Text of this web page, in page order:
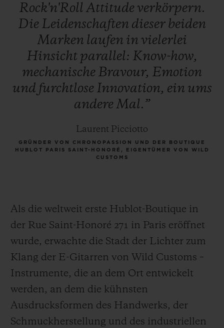
Rock'n'Roll Attitude verkörpern.
Die Leidenschaften dieser beiden
Marken laufen in vielerlei
Hinsicht parallel: Know-how,
mechanische Bravour, Emotion
und furchtlose Innovation, ein ums
andere Mal.”
Laurent Picciotto
GRÜNDER VON CHRONOPASSION UND DER BOUTIQUE
HUBLOT PARIS SAINT-HONORÉ, EIGENTÜMER VON WILD
CUSTOMS
Als die weltweit erste Hublot-Boutique in
der Rue Saint-Honoré 271 in Paris eröffnet
wurde, erwachte die Stadt der Lichter zum
Klang der E-Gitarren von Wild Customs –
Instrumente, die an dem Ort entwickelt
werden, an dem die kühnsten
Ausdrucksformen des Handwerks, der
Schmuckherstellung und des industriellen